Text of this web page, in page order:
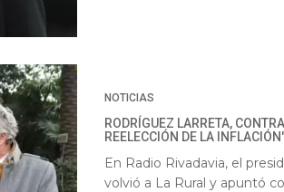
NOTICIAS
RODRÍGUEZ LARRETA,
REELECCIÓN DE LA
En Radio Rivadavia, el
volvió a La Rural y apuntó